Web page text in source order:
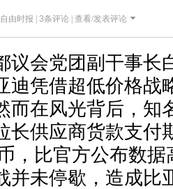
由时报 | 3条评论 | 查看/发表评论
议会党团副干事长
迪凭借超低价格战
而在风光背后，知
长供应商货款支付
，比官方公布数
并未停歇，造成比